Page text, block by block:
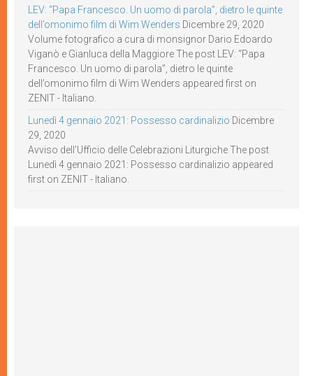
LEV: “Papa Francesco. Un uomo di parola”, dietro le quinte
dell’omonimo film di Wim Wenders Dicembre 29, 2020
Volume fotografico a cura di monsignor Dario Edoardo
Viganò e Gianluca della Maggiore The post LEV: “Papa
Francesco. Un uomo di parola”, dietro le quinte
dell’omonimo film di Wim Wenders appeared first on
ZENIT - Italiano.
Lunedì 4 gennaio 2021: Possesso cardinalizio Dicembre
29, 2020
Avviso dell’Ufficio delle Celebrazioni Liturgiche The post
Lunedì 4 gennaio 2021: Possesso cardinalizio appeared
first on ZENIT - Italiano.